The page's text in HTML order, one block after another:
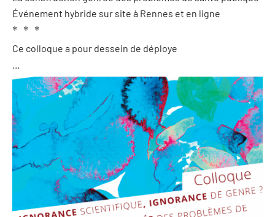
Événement hybride sur site à Rennes et en ligne
* * *
Ce colloque a pour dessein de déploye